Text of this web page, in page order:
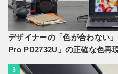
デザイナーの「色が合わない
Pro PD2732U」の正確な色再
3